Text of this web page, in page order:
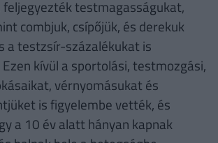
feljegyezték testmagasságukat,
combjuk, csípőjük, és derekuk
a testzsír-százalékukat is
kívül a sportolási, testmozgási,
vérnyomásukat és
is figyelembe vették, és
a 10 év alatt hányan kapnak